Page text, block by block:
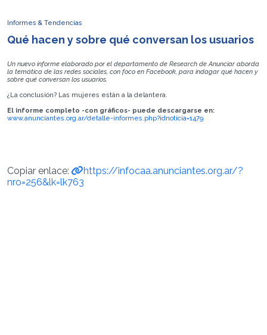
Informes & Tendencias
Qué hacen y sobre qué conversan los usuarios
Un nuevo informe elaborado por el departamento de Research de Anunciar aborda
la temática de las redes sociales, con foco en Facebook, para indagar qué hacen y
sobre qué conversan los usuarios.
¿La conclusión? Las mujeres están a la delantera.
El informe completo -con gráficos- puede descargarse en:
www.anunciantes.org.ar/detalle-informes.php?idnoticia=1479
Copiar enlace:
https://infocaa.anunciantes.org.ar/?
nro=256&lk=lk763